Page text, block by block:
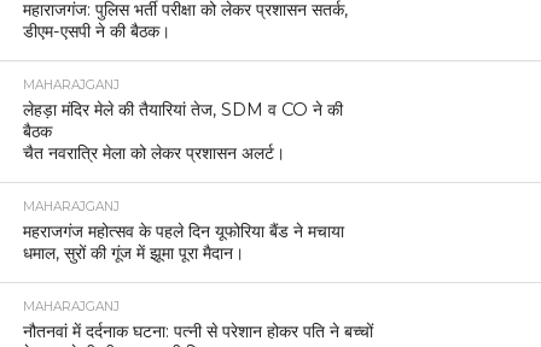
MAHARAJGANJ
महाराजगंज: पुलिस भर्ती परीक्षा को लेकर प्रशासन सतर्क,
डीएम-एसपी ने की बैठक।
MAHARAJGANJ
लेहड़ा मंदिर मेले की तैयारियां तेज, SDM व CO ने की
बैठक
चैत नवरात्रि मेला को लेकर प्रशासन अलर्ट।
MAHARAJGANJ
महराजगंज महोत्सव के पहले दिन यूफोरिया बैंड ने मचाया
धमाल, सुरों की गूंज में झूमा पूरा मैदान।
MAHARAJGANJ